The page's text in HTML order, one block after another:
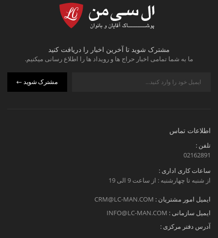
مشترک شوید تا آخرین اخبار را دریافت کنید
ما به شما تمامی اخبار حراج ها و رویداد ها را اطلاع رسانی میکنیم.
مشترک شوید
اطلاعات تماس
تلفن :
02162891
ساعات کاری اداری :
از شنبه تا چهارشنبه : از ساعت 9 الی 19
ایمیل امور مشتریان : CRM@LC-MAN.COM
ایمیل سازمانی : INFO@LC-MAN.COM
آدرس دفتر مرکزی :